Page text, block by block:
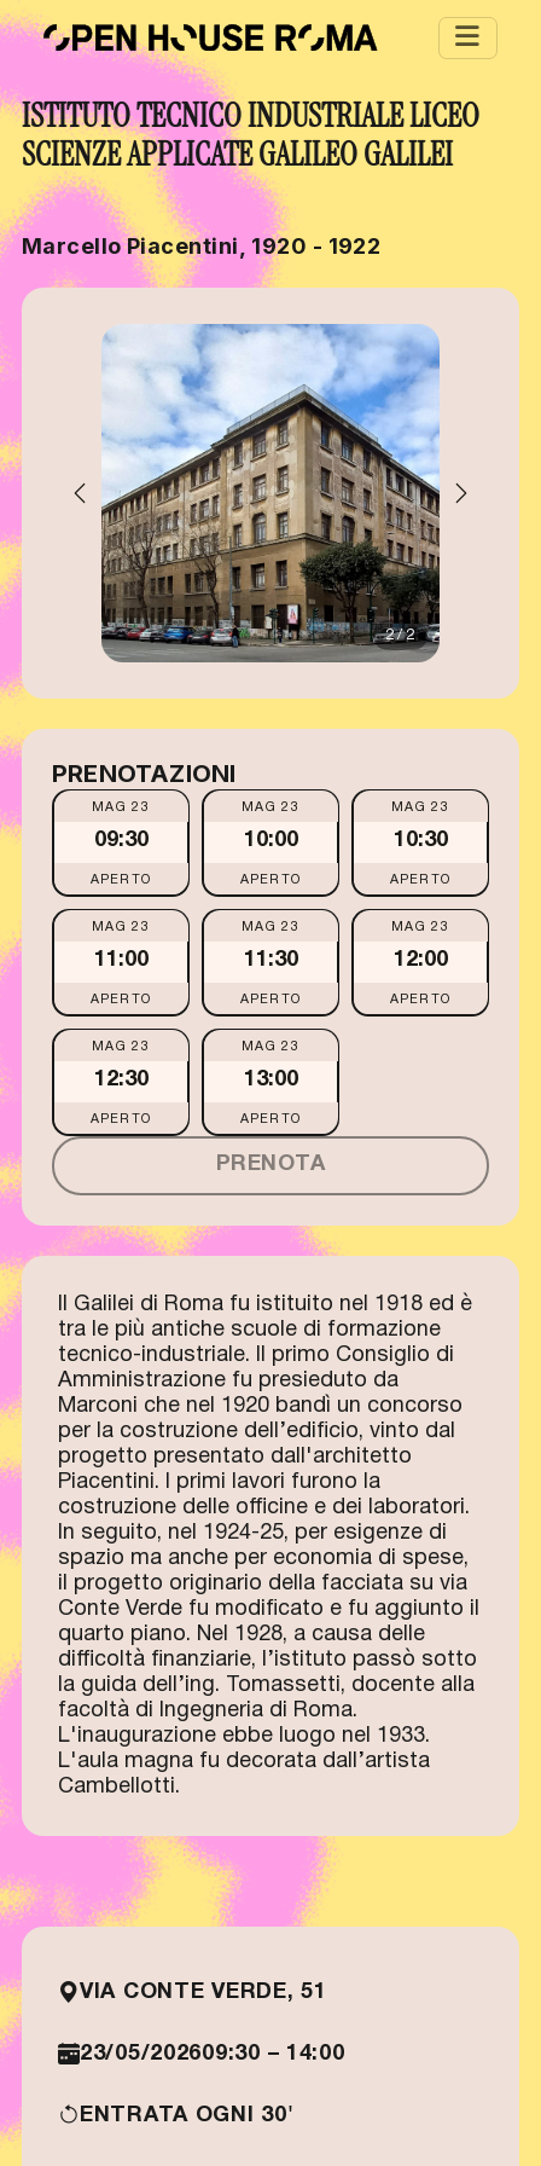
Salta al contenuto principale
ISTITUTO TECNICO INDUSTRIALE LICEO
SCIENZE APPLICATE GALILEO GALILEI
Marcello Piacentini, 1920 - 1922
2 / 2
PRENOTAZIONI
MAG 23
09:30
APERTO
MAG 23
10:00
APERTO
MAG 23
10:30
APERTO
MAG 23
11:00
APERTO
MAG 23
11:30
APERTO
MAG 23
12:00
APERTO
MAG 23
12:30
APERTO
MAG 23
13:00
APERTO
PRENOTA
Il Galilei di Roma fu istituito nel 1918 ed è
tra le più antiche scuole di formazione
tecnico-industriale. Il primo Consiglio di
Amministrazione fu presieduto da
Marconi che nel 1920 bandì un concorso
per la costruzione dell’edificio, vinto dal
progetto presentato dall'architetto
Piacentini. I primi lavori furono la
costruzione delle officine e dei laboratori.
In seguito, nel 1924-25, per esigenze di
spazio ma anche per economia di spese,
il progetto originario della facciata su via
Conte Verde fu modificato e fu aggiunto il
quarto piano. Nel 1928, a causa delle
difficoltà finanziarie, l’istituto passò sotto
la guida dell’ing. Tomassetti, docente alla
facoltà di Ingegneria di Roma.
L'inaugurazione ebbe luogo nel 1933.
L'aula magna fu decorata dall’artista
Cambellotti.
VIA CONTE VERDE, 51
23/05/202609:30 – 14:00
ENTRATA OGNI 30'